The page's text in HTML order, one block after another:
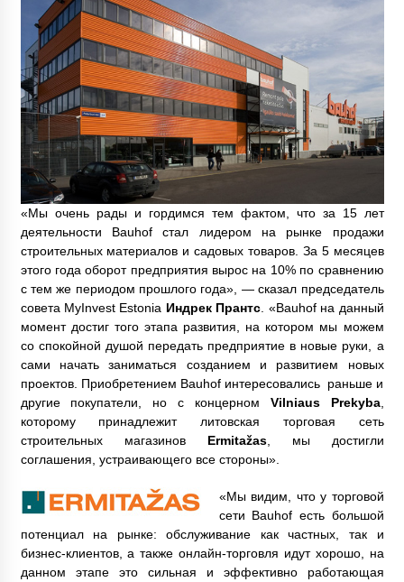
«Мы очень рады и гордимся тем фактом, что за 15 лет
деятельности Bauhof стал лидером на рынке продажи
строительных материалов и садовых товаров. За 5 месяцев
этого года оборот предприятия вырос на 10% по сравнению
с тем же периодом прошлого года», — сказал председатель
совета MyInvest Estonia Индрек Прантс . «Bauhof на данный
момент достиг того этапа развития, на котором мы можем
со спокойной душой передать предприятие в новые руки, а
сами начать заниматься созданием и развитием новых
проектов. Приобретением Bauhof интересовались раньше и
другие покупатели, но с концерном Vilniaus Prekyba,
которому принадлежит литовская торговая сеть
строительных магазинов Ermitažas, мы достигли
соглашения, устраивающего все стороны».
«Мы видим, что у торговой
сети Bauhof есть большой
потенциал на рынке: обслуживание как частных, так и
бизнес-клиентов, а также онлайн-торговля идут хорошо, на
данном этапе это сильная и эффективно работающая